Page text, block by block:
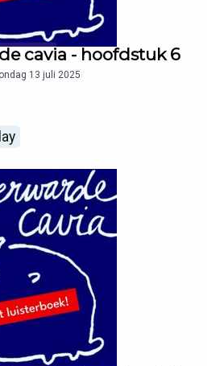
cavia - hoofdstuk 6
13 juli 2025